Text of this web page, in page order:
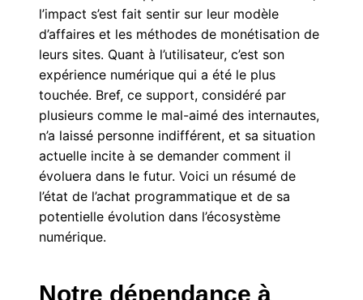
l’impact s’est fait sentir sur leur modèle
d’affaires et les méthodes de monétisation de
leurs sites. Quant à l’utilisateur, c’est son
expérience numérique qui a été le plus
touchée. Bref, ce support, considéré par
plusieurs comme le mal-aimé des internautes,
n’a laissé personne indifférent, et sa situation
actuelle incite à se demander comment il
évoluera dans le futur. Voici un résumé de
l’état de l’achat programmatique et de sa
potentielle évolution dans l’écosystème
numérique.
Notre dépendance à